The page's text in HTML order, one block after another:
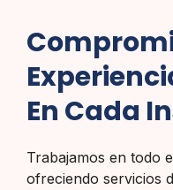
En Cada
Trabajamos en todo
ofreciendo servicios